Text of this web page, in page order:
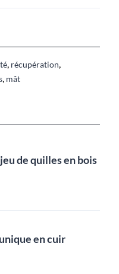
récupération
mât
de quilles en bois
en cuir